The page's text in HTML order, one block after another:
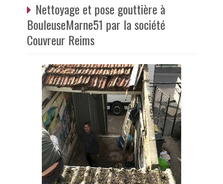
Nettoyage et pose gouttière à
BouleuseMarne51 par la société
Couvreur Reims